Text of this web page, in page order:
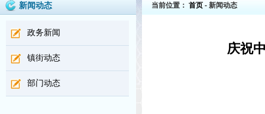
新闻动态
政务新闻
镇街动态
部门动态
当前位置： 首页 - 新闻动态
庆祝